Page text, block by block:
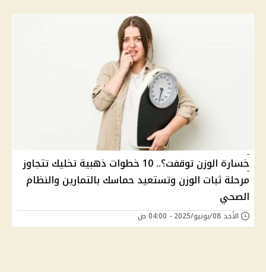
خسارة الوزن توقفت؟.. 10 خطوات ذهبية تخليك تتجاوز
مرحلة ثبات الوزن وتستعيد حماسك بالتمارين والنظام
الصحي
الأحد 08/يونيو/2025 - 04:00 ص